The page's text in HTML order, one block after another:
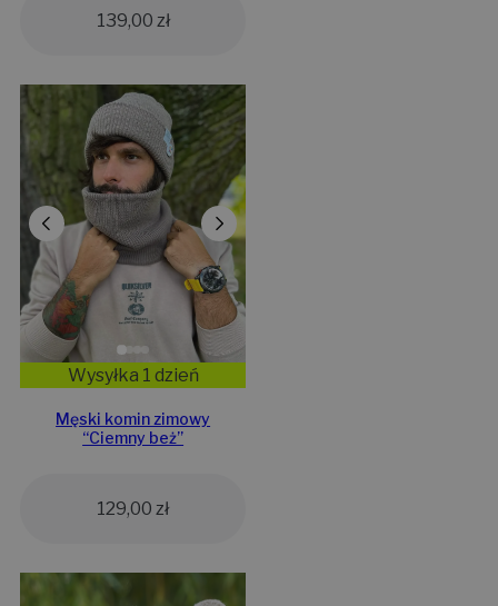
139,00 zł
Wysyłka 1 dzień
Męski komin zimowy
“Ciemny beż”
129,00 zł